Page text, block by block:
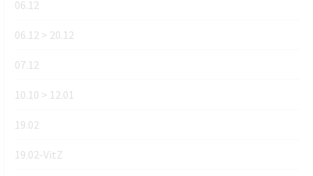
06.12
06.12 > 20.12
07.12
10.10 > 12.01
19.02
19.02-VitZ